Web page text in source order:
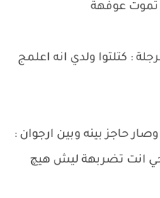
تموت عوفهة
: كتلتوا ولدي انه اعلمج
حاجز بينه وبين ارجوان :
انت تضربهة ليش هيچ